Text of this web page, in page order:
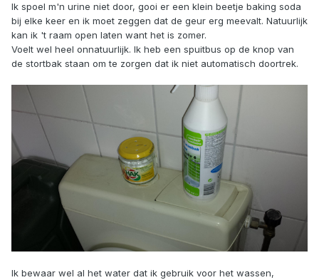
Ik spoel m'n urine niet door, gooi er een klein beetje baking soda
bij elke keer en ik moet zeggen dat de geur erg meevalt. Natuurlijk
kan ik 't raam open laten want het is zomer.
Voelt wel heel onnatuurlijk. Ik heb een spuitbus op de knop van
de stortbak staan om te zorgen dat ik niet automatisch doortrek.
Ik bewaar wel al het water dat ik gebruik voor het wassen,